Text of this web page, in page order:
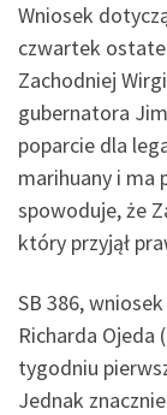
Wniosek
czwartek
Zachodniej
gubernatora
poparcie dla
marihuany i ma
spowoduje, że
który przyjął
SB 386,
Richarda Ojeda
tygodniu
Jednak